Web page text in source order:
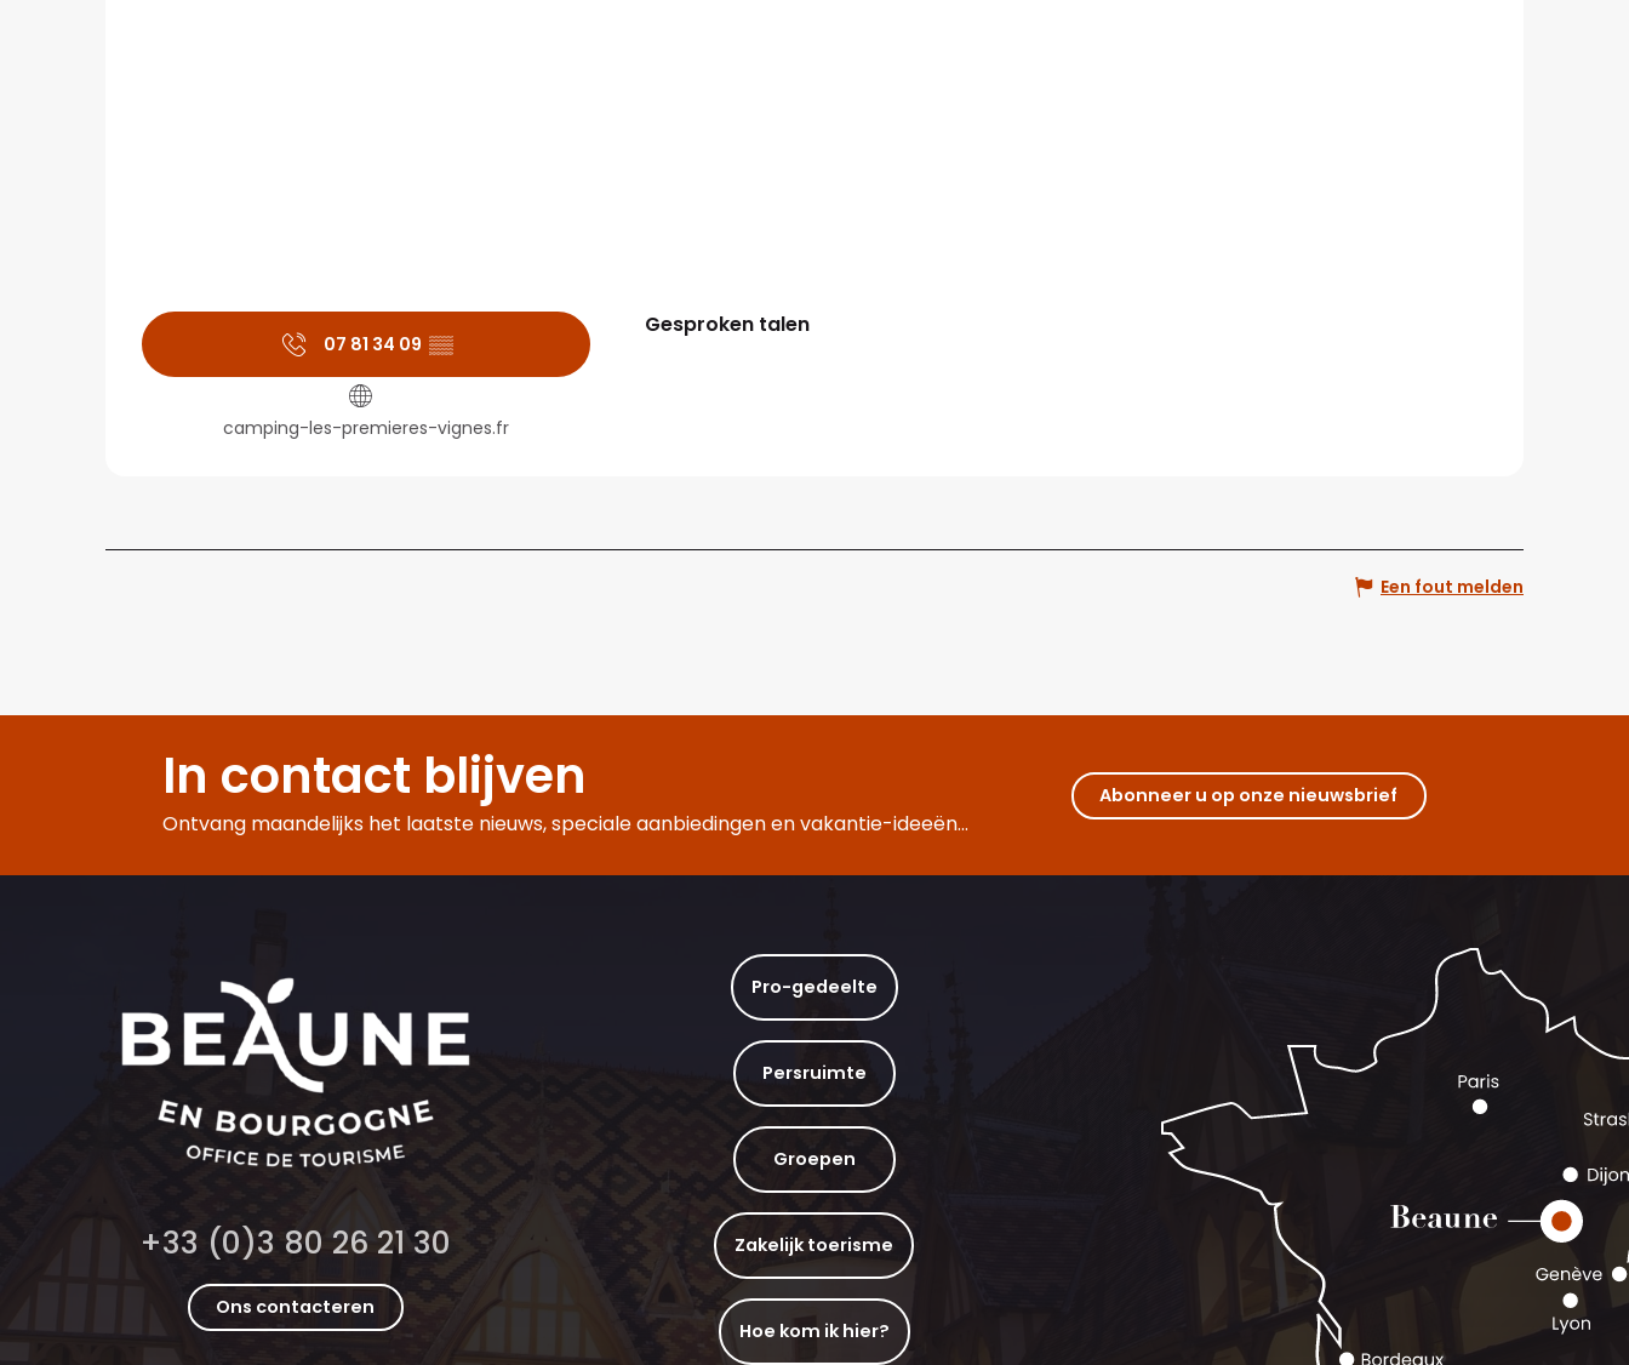
07 81 34 09 ▒▒
camping-les-premieres-vignes.fr
Gesproken talen
Gesproken talen
Een fout melden
In contact blijven
Ontvang maandelijks het laatste nieuws, speciale aanbiedingen en vakantie-ideeën...
Abonneer u op onze nieuwsbrief
+33 (0)3 80 26 21 30
Ons contacteren
Pro-gedeelte
Persruimte
Groepen
Zakelijk toerisme
Hoe kom ik hier?